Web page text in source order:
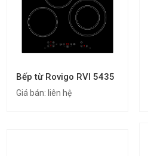
Bếp từ Rovigo RVI 5435
Giá bán: liên hệ